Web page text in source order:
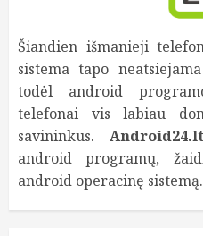
Šiandien išmanieji
sistema tapo
todėl android
telefonai vis labiau
savininkus. Android24.lt
android programų,
android operacinę sistemą.